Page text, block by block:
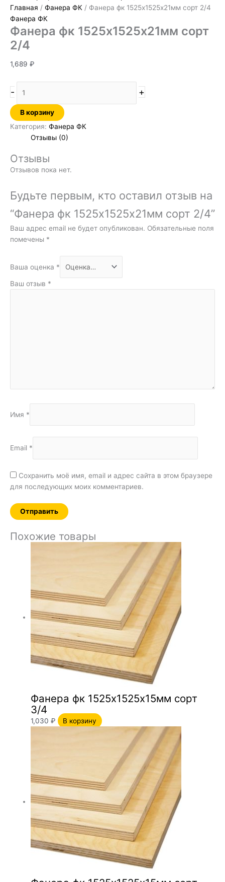
Главная / Фанера ФК / Фанера фк 1525х1525х21мм сорт 2/4
Фанера ФК
Фанера фк 1525х1525х21мм сорт
2/4
1,689 ₽
- +
В корзину
Категория: Фанера ФК
Отзывы (0)
Отзывы
Отзывов пока нет.
Будьте первым, кто оставил отзыв на
“Фанера фк 1525х1525х21мм сорт 2/4”
Ваш адрес email не будет опубликован. Обязательные поля
помечены *
Ваша оценка *
Ваш отзыв *
Имя *
Email *
Сохранить моё имя, email и адрес сайта в этом браузере
для последующих моих комментариев.
Похожие товары
Фанера фк 1525х1525х15мм сорт
3/4
1,030₽ В корзину